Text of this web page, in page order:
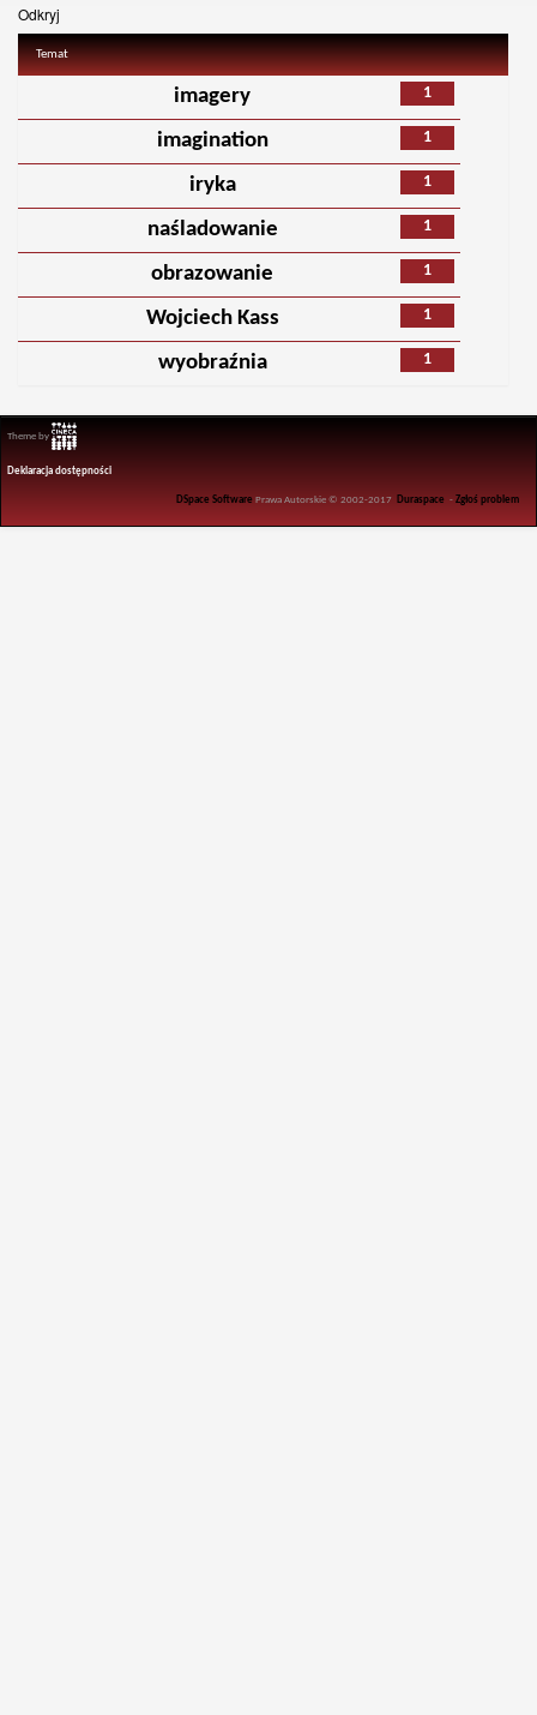
Odkryj
Temat
1
imagery
1
imagination
1
iryka
1
naśladowanie
1
obrazowanie
1
Wojciech Kass
1
wyobraźnia
Theme by
Deklaracja dostępności
DSpace Software Prawa Autorskie © 2002-2017 Duraspace -Zgłoś problem